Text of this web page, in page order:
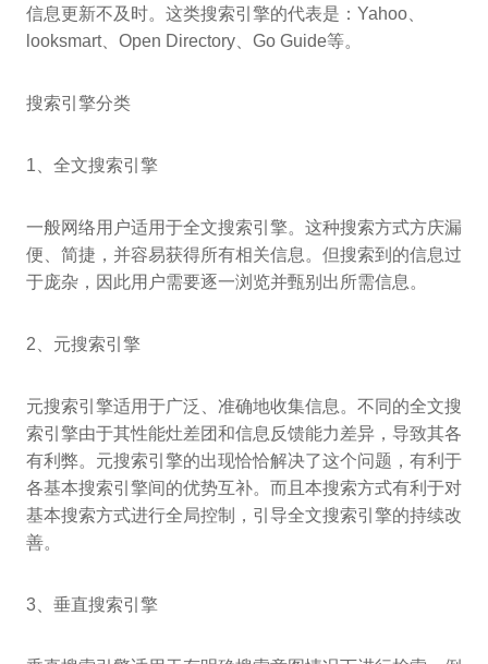
信息更新不及时。这类搜索引擎的代表是：Yahoo、
looksmart、Open Directory、Go Guide等。
搜索引擎分类
1、全文搜索引擎
一般网络用户适用于全文搜索引擎。这种搜索方式方庆漏
便、简捷，并容易获得所有相关信息。但搜索到的信息过
于庞杂，因此用户需要逐一浏览并甄别出所需信息。
2、元搜索引擎
元搜索引擎适用于广泛、准确地收集信息。不同的全文搜
索引擎由于其性能灶差团和信息反馈能力差异，导致其各
有利弊。元搜索引擎的出现恰恰解决了这个问题，有利于
各基本搜索引擎间的优势互补。而且本搜索方式有利于对
基本搜索方式进行全局控制，引导全文搜索引擎的持续改
善。
3、垂直搜索引擎